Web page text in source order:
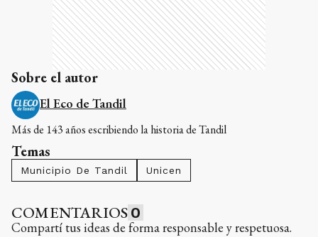
Sobre el autor
El Eco de Tandil
Más de 143 años escribiendo la historia de Tandil
Temas
Municipio De Tandil Unicen
COMENTARIOS 0
Compartí tus ideas de forma responsable y respetuosa.